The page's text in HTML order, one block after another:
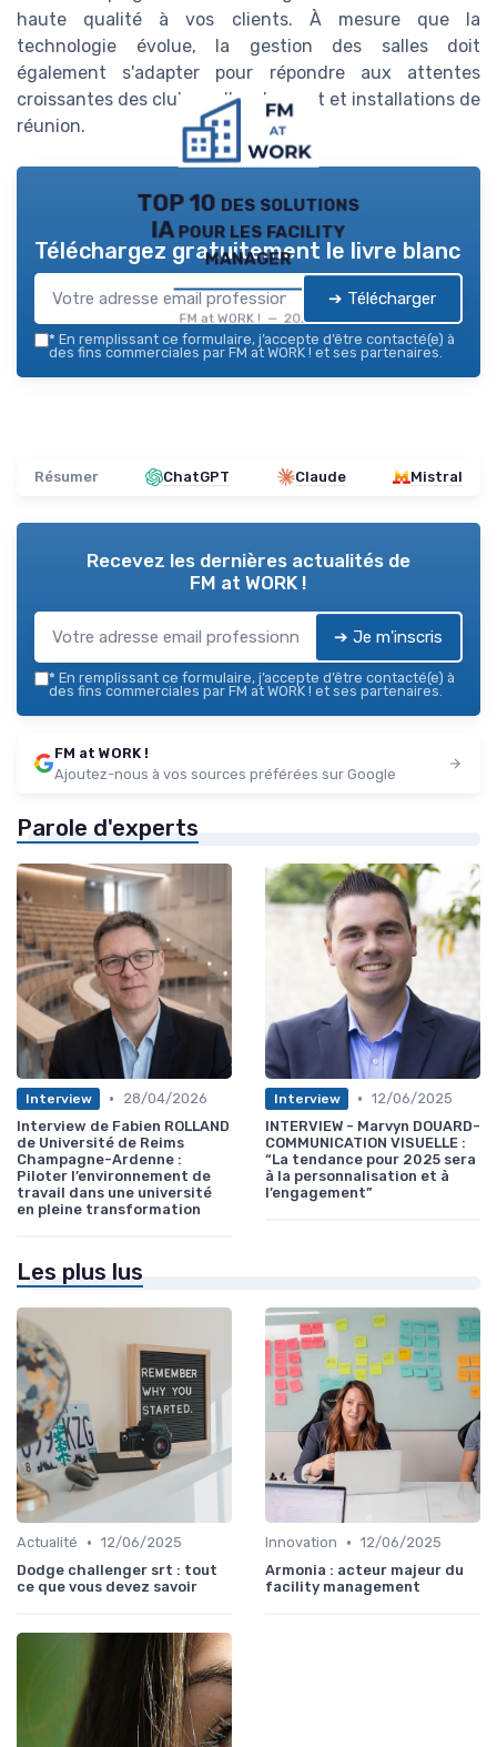
haute qualité à vos clients. À mesure que la
technologie évolue, la gestion des salles doit
également s'adapter pour répondre aux attentes
croissantes des clubs, salles de sport et installations de
réunion.
TOP 10 des solutions
IA pour les facility
manager
FM at WORK ! — 2026
Téléchargez gratuitement le livre blanc
➔ Télécharger
* En remplissant ce formulaire, j’accepte d’être contacté(e) à
des fins commerciales par FM at WORK ! et ses partenaires.
Résumer ChatGPT Claude Mistral
Recevez les dernières actualités de
FM at WORK !
➔ Je m'inscris
* En remplissant ce formulaire, j’accepte d’être contacté(e) à
des fins commerciales par FM at WORK ! et ses partenaires.
FM at WORK !
Ajoutez-nous à vos sources préférées sur Google
Parole d'experts
Interview •
28/04/2026
Interview de Fabien ROLLAND
de Université de Reims
Champagne-Ardenne :
Piloter l’environnement de
travail dans une université
en pleine transformation
Interview • 12/06/2025
INTERVIEW - Marvyn DOUARD-
COMMUNICATION VISUELLE :
“La tendance pour 2025 sera
à la personnalisation et à
l’engagement”
Les plus lus
Actualité • 12/06/2025
Dodge challenger srt : tout
ce que vous devez savoir
Innovation • 12/06/2025
Armonia : acteur majeur du
facility management